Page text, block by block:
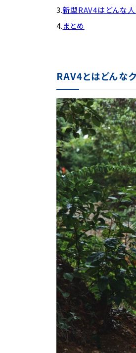
3.新型RAV4はどんな人
4.まとめ
RAV4とはどんな